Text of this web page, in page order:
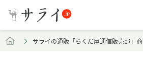
サライの通販「らくだ屋通信販売部」